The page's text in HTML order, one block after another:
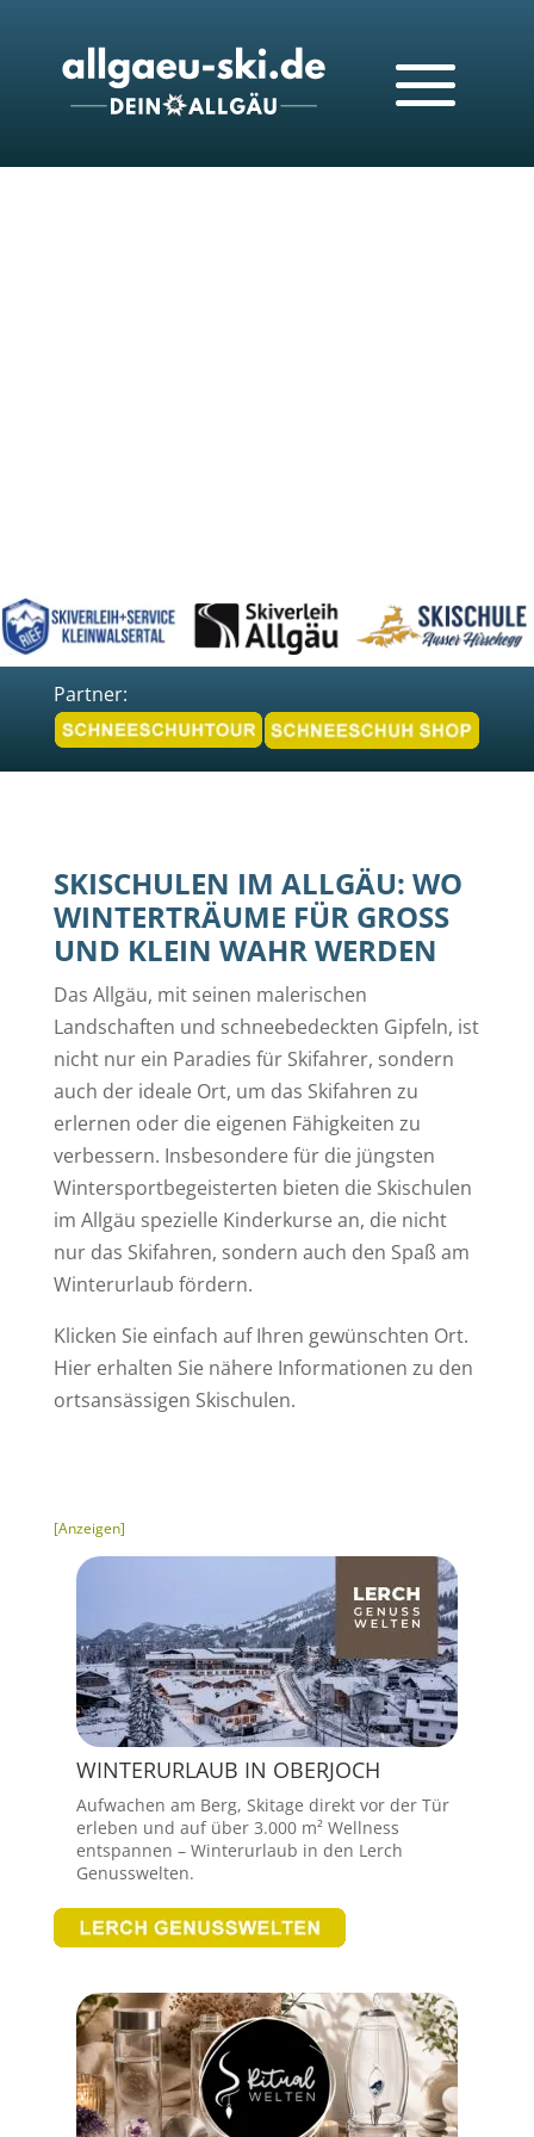
Partner:
SKISCHULEN IM ALLGÄU: WO
WINTERTRÄUME FÜR GROSS U
ND KLEIN WAHR WERDEN
Das Allgäu, mit seinen malerischen
Landschaften und schneebedeckten Gipfeln, ist
nicht nur ein Paradies für Skifahrer, sondern
auch der ideale Ort, um das Skifahren zu
erlernen oder die eigenen Fähigkeiten zu
verbessern. Insbesondere für die jüngsten
Wintersportbegeisterten bieten die Skischulen
im Allgäu spezielle Kinderkurse an, die nicht
nur das Skifahren, sondern auch den Spaß am
Winterurlaub fördern.
Klicken Sie einfach auf Ihren gewünschten Ort.
Hier erhalten Sie nähere Informationen zu den
ortsansässigen Skischulen.
[Anzeigen]
WINTERURLAUB IN OBERJOCH
Aufwachen am Berg, Skitage direkt vor der Tür
erleben und auf über 3.000 m² Wellness
entspannen – Winterurlaub in den Lerch
Genusswelten.